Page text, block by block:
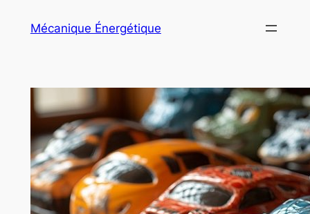
Mécanique Énergétique